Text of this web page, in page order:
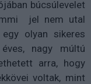
búcsúlevelet
jel nem utal
egy olyan sikeres
nagy múltú
arra, hogy
voltak, mint